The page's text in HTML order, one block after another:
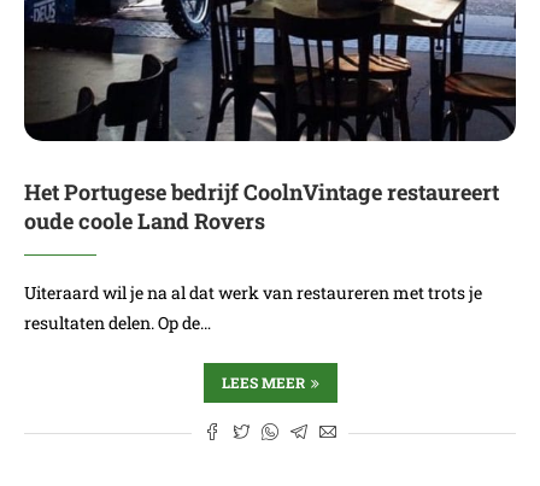
Het Portugese bedrijf CoolnVintage restaureert
oude coole Land Rovers
Uiteraard wil je na al dat werk van restaureren met trots je
resultaten delen. Op de…
LEES MEER